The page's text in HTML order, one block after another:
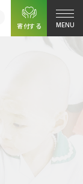
寄付する
MENU